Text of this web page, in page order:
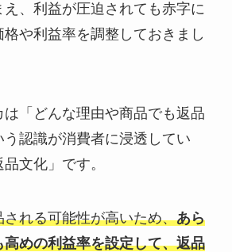
、利益が圧迫されても赤字に
や利益率を調整しておきまし
「どんな理由や商品でも返品
認識が消費者に浸透してい
文化」です。
れる可能性が高いため、あら
めの利益率を設定して、返品